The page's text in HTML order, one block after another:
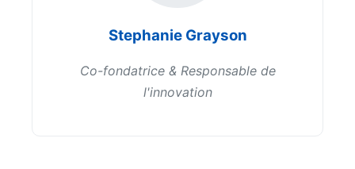
Stephanie Grayson
Co-fondatrice & Responsable de
l'innovation